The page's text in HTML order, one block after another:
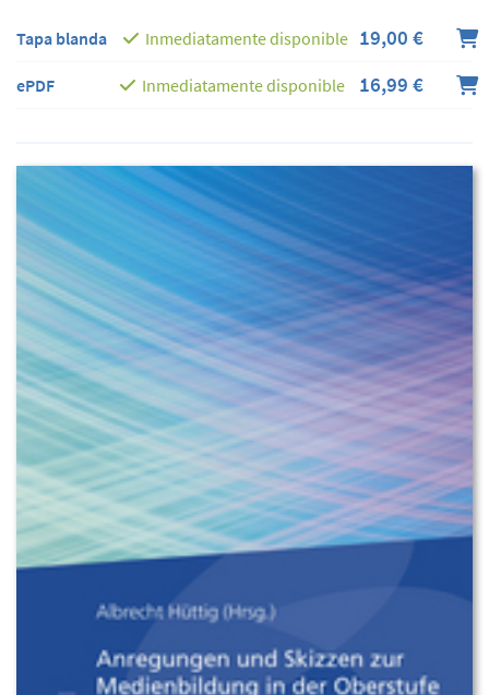
Tapa blanda Inmediatamente disponible 19,00 €
ePDF Inmediatamente disponible 16,99 €